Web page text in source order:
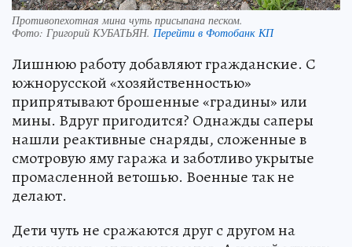
Противопехотная мина чуть присыпана песком.
Фото: Григорий КУБАТЬЯН. Перейти в Фотобанк КП
Лишнюю работу добавляют гражданские. С
южнорусской «хозяйственностью»
припрятывают брошенные «градины» или
мины. Вдруг пригодится? Однажды саперы
нашли реактивные снаряды, сложенные в
смотровую яму гаража и заботливо укрытые
промасленной ветошью. Военные так не
делают.
Дети чуть не сражаются друг с другом на